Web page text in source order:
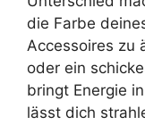
die Farbe
Accessoires zu
oder ein
bringt Energie
lässt dich